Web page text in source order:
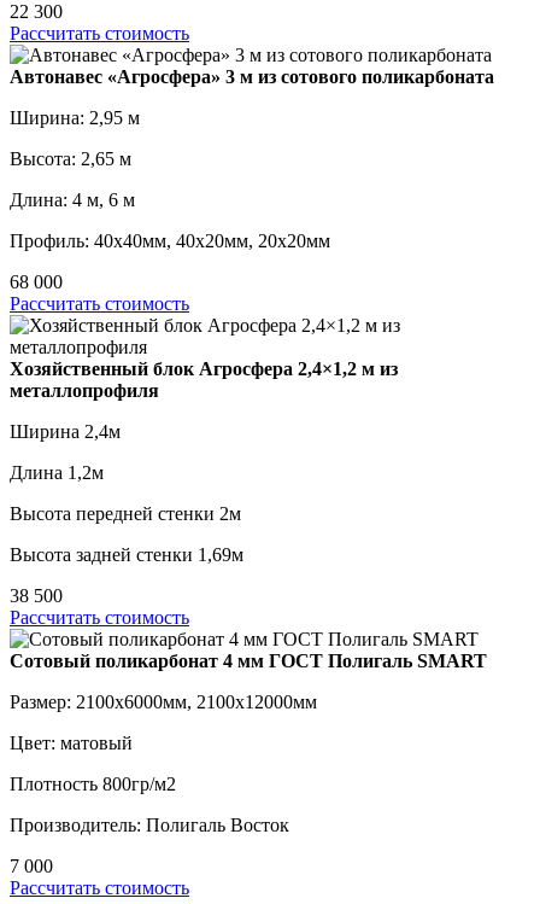
22 300
Рассчитать стоимость
Автонавес «Агросфера» 3 м из сотового поликарбоната
Ширина: 2,95 м
Высота: 2,65 м
Длина: 4 м, 6 м
Профиль: 40х40мм, 40х20мм, 20х20мм
68 000
Рассчитать стоимость
Хозяйственный блок Агросфера 2,4×1,2 м из
металлопрофиля
Ширина 2,4м
Длина 1,2м
Высота передней стенки 2м
Высота задней стенки 1,69м
38 500
Рассчитать стоимость
Сотовый поликарбонат 4 мм ГОСТ Полигаль SMART
Размер: 2100х6000мм, 2100х12000мм
Цвет: матовый
Плотность 800гр/м2
Производитель: Полигаль Восток
7 000
Рассчитать стоимость